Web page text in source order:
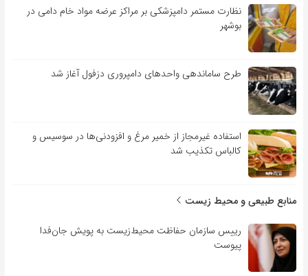
نظارت مستمر دامپزشکی بر مراکز عرضه مواد خام دامی در
بوشهر
طرح ساماندهی واحدهای دامپروری دزفول آغاز شد
استفاده غیرمجاز از خمیر مرغ و افزودنی‌ها در سوسیس و
کالباس تکذیب شد
منابع طبیعی و محیط زیست
رییس سازمان حفاظت محیط‌زیست به پویش جان‌فدا
پیوست